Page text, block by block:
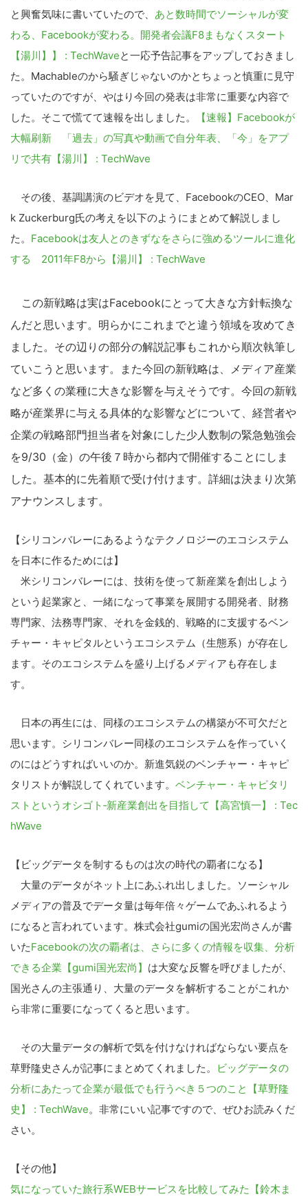
と興奮気味に書いていたので、 あと数時間でソーシャルが変
わる、Facebookが変わる。開発者会議F8まもなくスタート
【湯川】】 : TechWaveと一応予告記事をアップしておきまし
た。Machableのから騒ぎじゃないのかとちょっと慎重に見守
っていたのですが、やはり今回の発表は非常に重要な内容で
した。そこで慌てて速報を出しました。
【速報】Facebookが
大幅刷新 「過去」の写真や動画で自分年表、「今」をアプ
リで共有【湯川】 : TechWave
その後、基調講演のビデオを見て、FacebookのCEO、Mar
k Zuckerburg氏の考えを以下のようにまとめて解説しまし
た。 Facebookは友人とのきずなをさらに強めるツールに進化
する 2011年F8から【湯川】 : TechWave
この新戦略は実はFacebookにとって大きな方針転換な
んだと思います。明らかにこれまでと違う領域を攻めてき
ました。その辺りの部分の解説記事もこれから順次執筆し
ていこうと思います。また今回の新戦略は、メディア産業
など多くの業種に大きな影響を与えそうです。今回の新戦
略が産業界に与える具体的な影響などについて、経営者や
企業の戦略部門担当者を対象にした少人数制の緊急勉強会
を9/30（金）の午後７時から都内で開催することにしま
した。基本的に先着順で受け付けます。詳細は決まり次第
アナウンスします。
【シリコンバレーにあるようなテクノロジーのエコシステム
を日本に作るためには】
米シリコンバレーには、技術を使って新産業を創出しよう
という起業家と、一緒になって事業を展開する開発者、財務
専門家、法務専門家、それを金銭的、戦略的に支援するベン
チャー・キャピタルというエコシステム（生態系）が存在し
ます。そのエコシステムを盛り上げるメディアも存在しま
す。
日本の再生には、同様のエコシステムの構築が不可欠だと
思います。シリコンバレー同様のエコシステムを作っていく
のにはどうすればいいのか。新進気鋭のベンチャー・キャピ
タリストが解説してくれています。 ベンチャー・キャピタリ
ストというオシゴト‐新産業創出を目指して【高宮慎一】 : Tec
hWave
【ビッグデータを制するものは次の時代の覇者になる】
大量のデータがネット上にあふれ出しました。ソーシャル
メディアの普及でデータ量は毎年倍々ゲームであふれるよう
になると言われています。株式会社gumiの国光宏尚さんが書
いたFacebookの次の覇者は、さらに多くの情報を収集、分析
できる企業【gumi国光宏尚】 は大変な反響を呼びましたが、
国光さんの主張通り、大量のデータを解析することがこれか
ら非常に重要になってくると思います。
その大量データの解析で気を付けなければならない要点を
草野隆史さんが記事にまとめてくれました。
ビッグデータの
分析にあたって企業が最低でも行うべき５つのこと【草野隆
史】 : TechWave。非常にいい記事ですので、ぜひお読みくだ
さい。
【その他】
気になっていた旅行系WEBサービスを比較してみた【鈴木ま